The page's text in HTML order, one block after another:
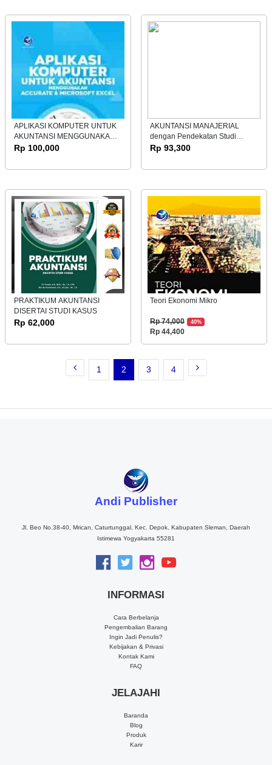
APLIKASI KOMPUTER UNTUK
AKUNTANSI MENGGUNAKAN
ACCURATE & MICROSOFT
Rp 100,000
AKUNTANSI MANAJERIAL
dengan Pendekatan Studi
Kasus
Rp 93,300
PRAKTIKUM AKUNTANSI
DISERTAI STUDI KASUS
Rp 62,000
Teori Ekonomi Mikro
Rp 74,000 40%
Rp 44,400
1 2 3 4
Andi Publisher
Jl. Beo No.38-40, Mrican, Caturtunggal, Kec. Depok, Kabupaten Sleman, Daerah
Istimewa Yogyakarta 55281
INFORMASI
Cara Berbelanja
Pengembalian Barang
Ingin Jadi Penulis?
Kebijakan & Privasi
Kontak Kami
FAQ
JELAJAHI
Baranda
Blog
Produk
Karir